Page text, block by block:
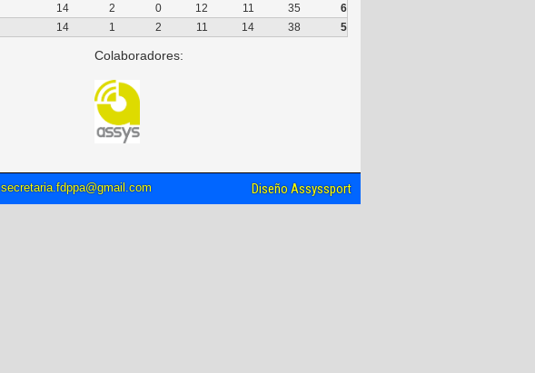
14 2 0 12 11 35
6
14 1 2 11 14 38 5
Colaboradores:
secretaria.fdppa@gmail.com Diseño Assyssport